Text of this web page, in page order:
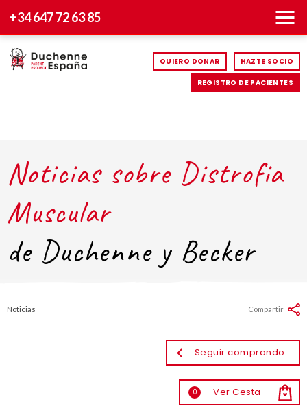
+34 647 72 63 85
QUIERO DONAR HAZTE SOCIO
REGISTRO DE PACIENTES
Noticias sobre Distrofia
Muscular
de Duchenne y Becker
Noticias
Seguir comprando
0 Ver Cesta
Compartir